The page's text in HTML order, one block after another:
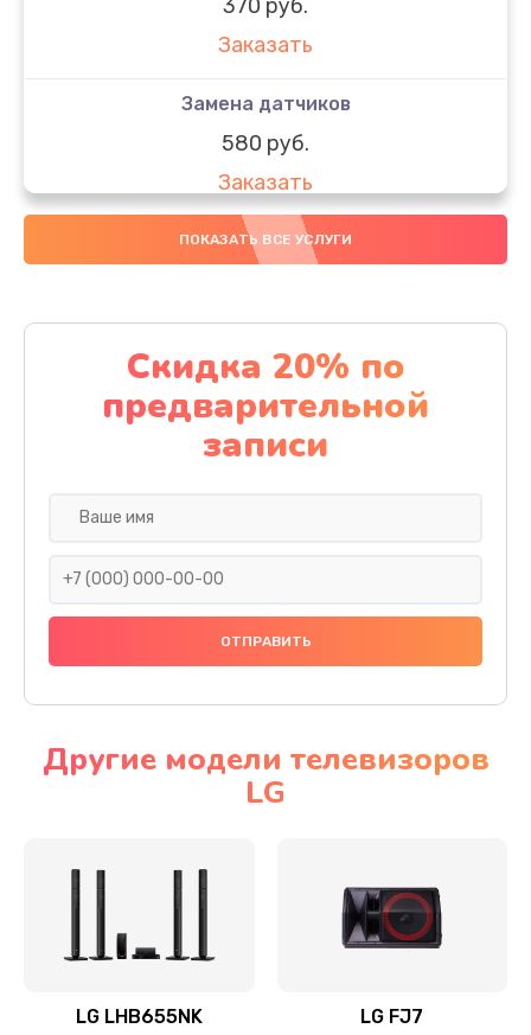
370 руб.
Заказать
Замена датчиков
580 руб.
Заказать
Комплексная чистка
Заказать
Замена дисплея (экрана)
2000 руб.
Заказать
Ремонт платы электроники
Прошивка
Ремонт механики привода
Ремонт / замена кнопок, клавиш, индикаторов,
ПОКАЗАТЬ ВСЕ УСЛУГИ
Скидка 20% по
предварительной
записи
Другие модели телевизоров
LG
LG LHB655NK LG FJ7